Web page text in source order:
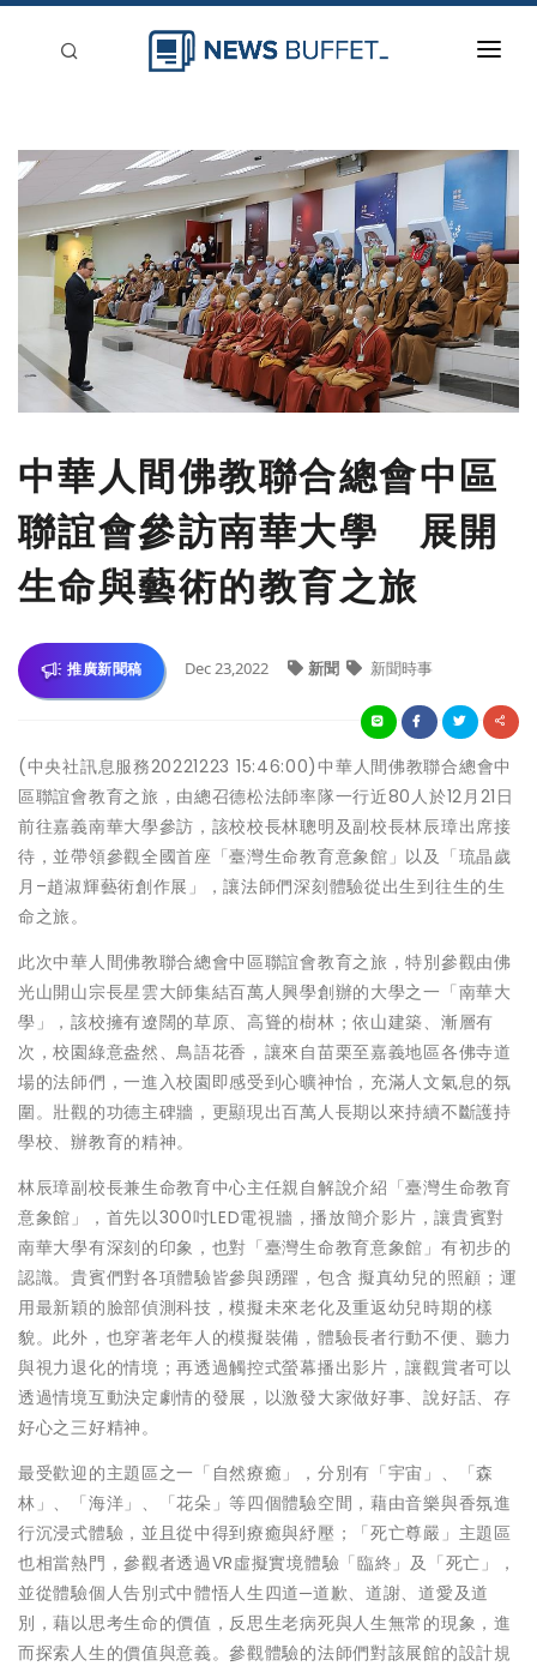
新聞稿分類
登入
刊登
中華人間佛教聯合總會中區
聯誼會參訪南華大學 展開
生命與藝術的教育之旅
推廣新聞稿 Dec 23,2022 新聞 新聞時事
(中央社訊息服務20221223 15:46:00)中華人間佛教聯合總會中
區聯誼會教育之旅，由總召德松法師率隊一行近80人於12月21日
前往嘉義南華大學參訪，該校校長林聰明及副校長林辰璋出席接
待，並帶領參觀全國首座「臺灣生命教育意象館」以及「琉晶歲
月–趙淑輝藝術創作展」，讓法師們深刻體驗從出生到往生的生
命之旅。
此次中華人間佛教聯合總會中區聯誼會教育之旅，特別參觀由佛
光山開山宗長星雲大師集結百萬人興學創辦的大學之一「南華大
學」，該校擁有遼闊的草原、高聳的樹林；依山建築、漸層有
次，校園綠意盎然、鳥語花香，讓來自苗栗至嘉義地區各佛寺道
場的法師們，一進入校園即感受到心曠神怡，充滿人文氣息的氛
圍。壯觀的功德主碑牆，更顯現出百萬人長期以來持續不斷護持
學校、辦教育的精神。
林辰璋副校長兼生命教育中心主任親自解說介紹「臺灣生命教育
意象館」，首先以300吋LED電視牆，播放簡介影片，讓貴賓對
南華大學有深刻的印象，也對「臺灣生命教育意象館」有初步的
認識。貴賓們對各項體驗皆參與踴躍，包含 擬真幼兒的照顧；運
用最新穎的臉部偵測科技，模擬未來老化及重返幼兒時期的樣
貌。此外，也穿著老年人的模擬裝備，體驗長者行動不便、聽力
與視力退化的情境；再透過觸控式螢幕播出影片，讓觀賞者可以
透過情境互動決定劇情的發展，以激發大家做好事、說好話、存
好心之三好精神。
最受歡迎的主題區之一「自然療癒」，分別有「宇宙」、「森
林」、「海洋」、「花朵」等四個體驗空間，藉由音樂與香氛進
行沉浸式體驗，並且從中得到療癒與紓壓；「死亡尊嚴」主題區
也相當熱門，參觀者透過VR虛擬實境體驗「臨終」及「死亡」，
並從體驗個人告別式中體悟人生四道─道歉、道謝、道愛及道
別，藉以思考生命的價值，反思生老病死與人生無常的現象，進
而探索人生的價值與意義。參觀體驗的法師們對該展館的設計規